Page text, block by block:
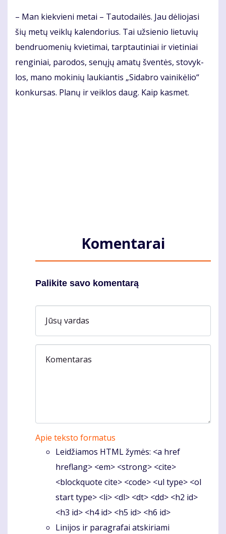
– Man kiek­vie­ni me­tai – Tau­to­dai­lės. Jau dė­lio­ja­si
šių me­tų veik­lų ka­len­do­rius. Tai už­sie­nio lie­tu­vių
ben­druo­me­nių kvie­ti­mai, tarp­tau­ti­niai ir vie­ti­niai
ren­gi­niai, pa­ro­dos, se­nų­jų ama­tų šven­tės, sto­vyk­
los, ma­no mo­ki­nių lau­kian­tis „Si­dab­ro vai­ni­kė­lio“
kon­kur­sas. Pla­nų ir veik­los daug. Kaip kas­met.
Komentarai
Palikite savo komentarą
Jūsų vardas
Komentaras
Apie teksto formatus
Leidžiamos HTML žymės: <a href
hreflang> <em> <strong> <cite>
<blockquote cite> <code> <ul type> <ol
start type> <li> <dl> <dt> <dd> <h2 id>
<h3 id> <h4 id> <h5 id> <h6 id>
Linijos ir paragrafai atskiriami